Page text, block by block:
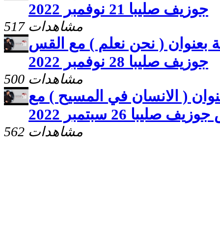
جوزيف صليبا 21 نوفمبر 2022
517 مشاهدات
بعنوان ( نحن نعلم ) مع القس
جوزيف صليبا 28 نوفمبر 2022
500 مشاهدات
( الانسان في المسيح ) مع
صليبا 26 سبتمبر 2022
562 مشاهدات